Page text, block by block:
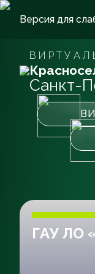
Версия для
Санкт-
ГАУ ЛО